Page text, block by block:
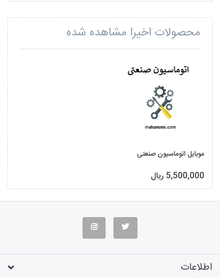
محصولات اخیرا مشاهده شده
موبایل اتوماسیون صنعتی
5,500,000 ریال
اطلاعات